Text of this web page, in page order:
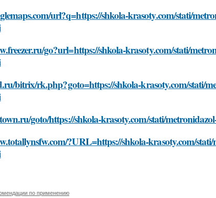
url?q=https://shkola-krasoty.com/stati/
go?url=https://shkola-krasoty.com/stati/
bitrix/rk.php?goto=https://shkola-krasoty.com/stati/
goto/https://shkola-krasoty.com/stati/
?URL=https://shkola-krasoty.com/
по применению